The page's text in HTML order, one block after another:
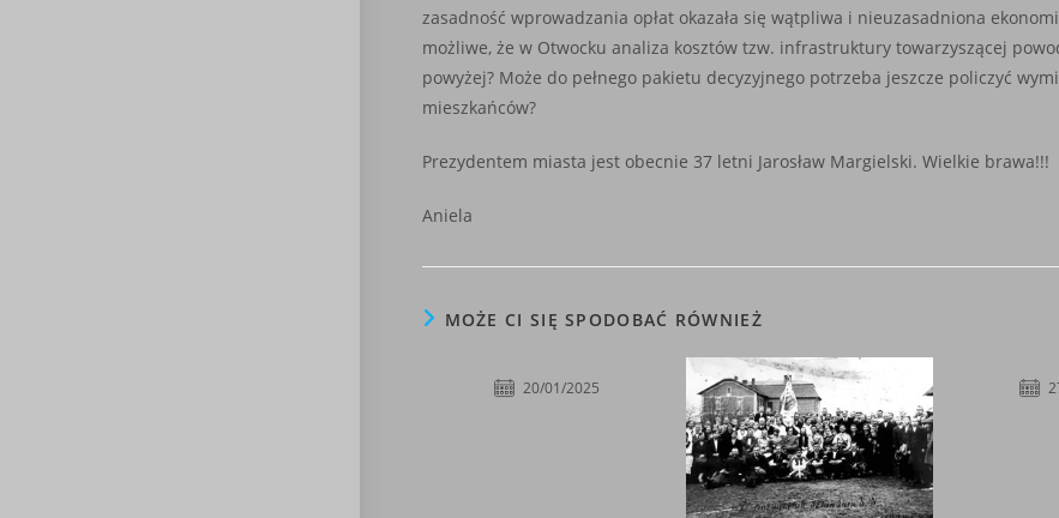
zasadność wprowadzania opłat okazała się wątpliwa i nieuzasadniona
możliwe, że w Otwocku analiza kosztów tzw. infrastruktury towarzyszącej
powyżej? Może do pełnego pakietu decyzyjnego potrzeba jeszcze policzyć
mieszkańców?
Prezydentem miasta jest obecnie 37 letni Jarosław Margielski. Wielkie brawa!!!
Aniela
MOŻE CI SIĘ SPODOBAĆ RÓWNIEŻ
20/01/2025